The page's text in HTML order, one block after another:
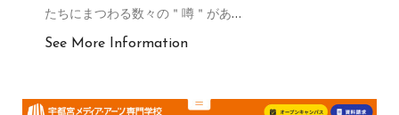
たちにまつわる数々の＂噂＂があ…
See More Information